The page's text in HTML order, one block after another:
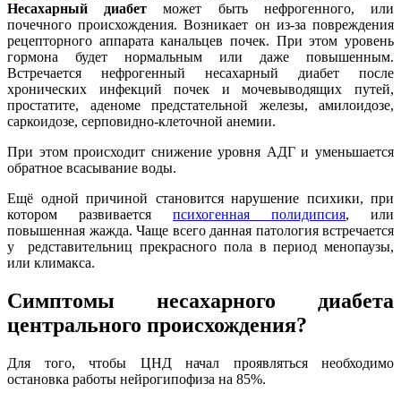
Несахарный диабет может быть нефрогенного, или
почечного происхождения. Возникает он из-за повреждения
рецепторного аппарата канальцев почек. При этом уровень
гормона будет нормальным или даже повышенным.
Встречается нефрогенный несахарный диабет после
хронических инфекций почек и мочевыводящих путей,
простатите, аденоме предстательной железы, амилоидозе,
саркоидозе, серповидно-клеточной анемии.
При этом происходит снижение уровня АДГ и уменьшается
обратное всасывание воды.
Ещё одной причиной становится нарушение психики, при
котором развивается психогенная полидипсия, или
повышенная жажда. Чаще всего данная патология встречается
у редставительниц прекрасного пола в период менопаузы,
или климакса.
Симптомы несахарного диабета
центрального происхождения?
Для того, чтобы ЦНД начал проявляться необходимо
остановка работы нейрогипофиза на 85%.